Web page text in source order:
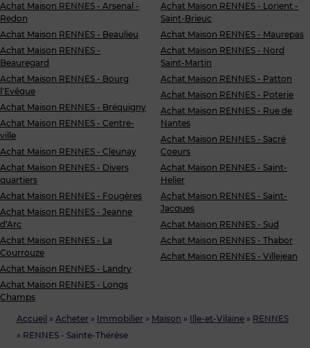
Accueil » Acheter » Immobilier » Maison » Ille-et-Vilaine » RENNES
» RENNES - Sainte-Thérèse
Achat Maison RENNES - Arsenal -
Redon
Achat Maison RENNES - Beaulieu
Achat Maison RENNES -
Beauregard
Achat Maison RENNES - Bourg
l'Evêque
Achat Maison RENNES - Bréquigny
Achat Maison RENNES - Centre-
ville
Achat Maison RENNES - Cleunay
Achat Maison RENNES - Divers
quartiers
Achat Maison RENNES - Fougères
Achat Maison RENNES - Jeanne
d'Arc
Achat Maison RENNES - La
Courrouze
Achat Maison RENNES - Landry
Achat Maison RENNES - Longs
Champs
Achat Maison RENNES - Lorient -
Saint-Brieuc
Achat Maison RENNES - Maurepas
Achat Maison RENNES - Nord
Saint-Martin
Achat Maison RENNES - Patton
Achat Maison RENNES - Poterie
Achat Maison RENNES - Rue de
Nantes
Achat Maison RENNES - Sacré
Coeurs
Achat Maison RENNES - Saint-
Helier
Achat Maison RENNES - Saint-
Jacques
Achat Maison RENNES - Sud
Achat Maison RENNES - Thabor
Achat Maison RENNES - Villejean